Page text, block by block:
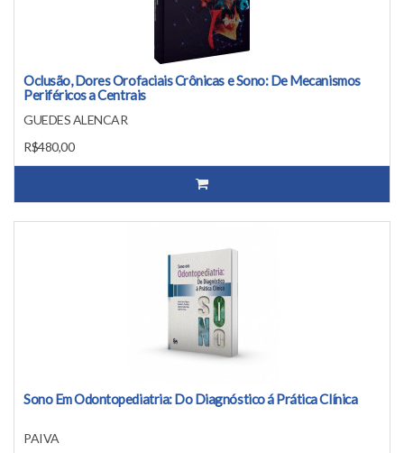
Oclusão, Dores Orofaciais Crônicas e Sono: De Mecanismos
Periféricos a Centrais
GUEDES ALENCAR
R$480,00
Sono Em Odontopediatria: Do Diagnóstico á Prática Clínica
PAIVA